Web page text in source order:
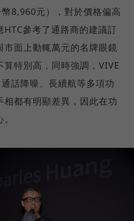
8,960元），對於價格偏高
參考了通路商的建議訂
市面上動輒萬元的名牌眼鏡
特別高，同時強調，VIVE
話降噪、長續航等多項功
相都有明顯差異，因此在功